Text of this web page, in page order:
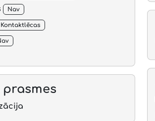
Nav
Kontaktlēcas
prasmes